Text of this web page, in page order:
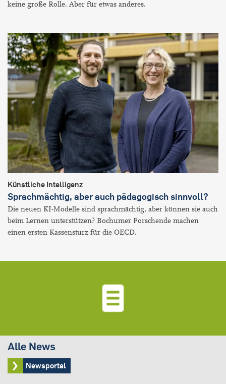
keine große Rolle. Aber für etwas anderes.
Künstliche Intelligenz
Sprachmächtig, aber auch pädagogisch sinnvoll?
Die neuen KI-Modelle sind sprachmächtig, aber können sie auch
beim Lernen unterstützen? Bochumer Forschende machen
einen ersten Kassensturz für die OECD.
Alle News
Newsportal